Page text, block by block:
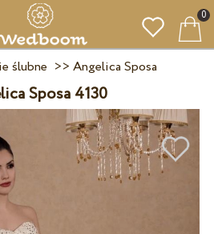
0
ślubne >> Angelica Sposa
Sposa 4130